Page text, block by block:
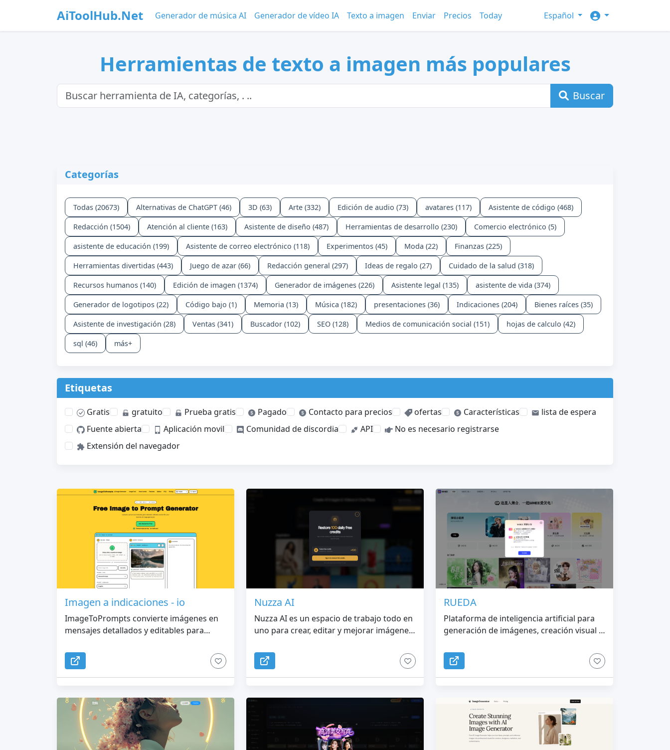
AiToolHub.Net Generador de música AI Generador de vídeo IA Texto a imagen Enviar Precios Today Español
Herramientas de texto a imagen más populares
Buscar
Categorías
Todas (20673) Alternativas de ChatGPT (46) 3D (63) Arte (332) Edición de audio (73) avatares (117) Asistente de código (468)
Redacción (1504) Atención al cliente (163) Asistente de diseño (487) Herramientas de desarrollo (230) Comercio electrónico (5)
asistente de educación (199) Asistente de correo electrónico (118) Experimentos (45) Moda (22) Finanzas (225)
Herramientas divertidas (443) Juego de azar (66) Redacción general (297) Ideas de regalo (27) Cuidado de la salud (318)
Recursos humanos (140) Edición de imagen (1374) Generador de imágenes (226) Asistente legal (135) asistente de vida (374)
Generador de logotipos (22) Código bajo (1) Memoria (13) Música (182) presentaciones (36) Indicaciones (204) Bienes raíces (35)
Asistente de investigación (28) Ventas (341) Buscador (102) SEO (128) Medios de comunicación social (151) hojas de calculo (42)
sql (46) más+
Etiquetas
Gratis gratuito Prueba gratis Pagado Contacto para precios ofertas Características
lista de espera
Fuente abierta
Aplicación movil Comunidad de discordia API
No es necesario registrarse
Extensión del navegador
Imagen a indicaciones - io
ImageToPrompts convierte imágenes en
mensajes detallados y editables para
incluye herramientas de generación de
imágenes con IA en vivo y generación de
pixel art con IA para crear imágenes a
opcionales.
Nuzza AI
Nuzza AI es un espacio de trabajo todo en
uno para crear, editar y mejorar imágenes
líderes.
RUEDA
Plataforma de inteligencia artificial para
generación de imágenes, creación visual y